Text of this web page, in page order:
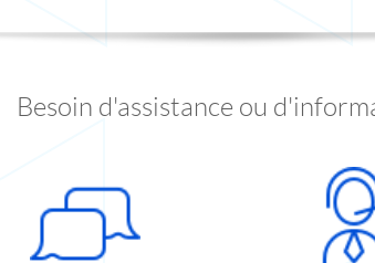
Besoin d'assistance ou